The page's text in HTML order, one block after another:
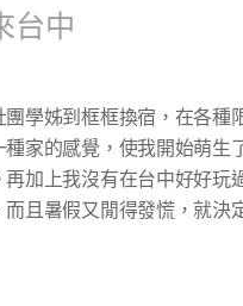
台中
學姊到框框換宿，在各種
種家的感覺，使我開始萌生
加上我沒有在台中好好玩
且暑假又閒得發慌，就決